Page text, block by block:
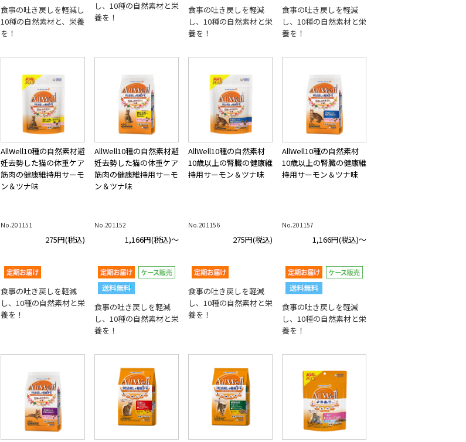
食事の吐き戻しを軽減し
10種の自然素材と、栄養
を！
し、10種の自然素材と栄
養を！
食事の吐き戻しを軽減
し、10種の自然素材と栄
養を！
食事の吐き戻しを軽減
し、10種の自然素材と栄
養を！
AllWell10種の自然素材避
妊去勢した猫の体重ケア
筋肉の健康維持用サーモ
ン＆ツナ味
No.201151
275円(税込)
食事の吐き戻しを軽減
し、10種の自然素材と栄
養を！
AllWell10種の自然素材避
妊去勢した猫の体重ケア
筋肉の健康維持用サーモ
ン＆ツナ味
No.201152
1,166円(税込)～
食事の吐き戻しを軽減
し、10種の自然素材と栄
養を！
AllWell10種の自然素材
10歳以上の腎臓の健康維
持用サーモン＆ツナ味
No.201156
275円(税込)
食事の吐き戻しを軽減
し、10種の自然素材と栄
養を！
AllWell10種の自然素材
10歳以上の腎臓の健康維
持用サーモン＆ツナ味
No.201157
1,166円(税込)～
食事の吐き戻しを軽減
し、10種の自然素材と栄
養を！